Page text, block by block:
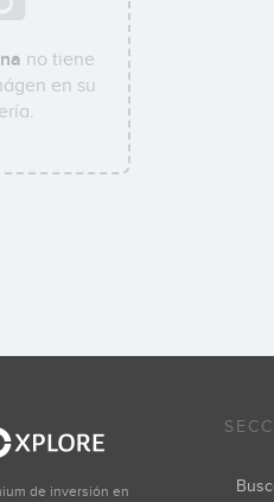
no tiene
en su
de inversión en